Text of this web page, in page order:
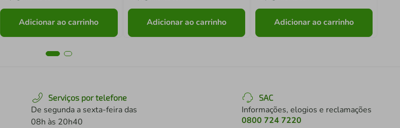
Adicionar ao carrinho Adicionar ao carrinho Adicionar ao carrinho
Serviços por telefone
De segunda a sexta-feira das
08h às 20h40
SAC
Informações, elogios e reclamações
0800 724 7220